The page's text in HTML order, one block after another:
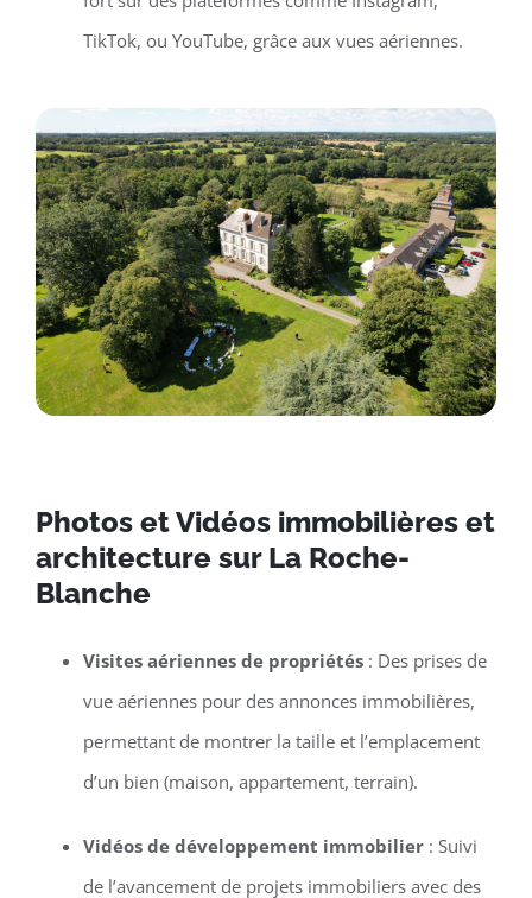
TikTok, ou YouTube, grâce aux vues aériennes.
Photos et Vidéos immobilières et
architecture sur La Roche-
Blanche
Visites aériennes de propriétés: Des prises de
vue aériennes pour des annonces immobilières,
permettant de montrer la taille et l’emplacement
d’un bien (maison, appartement, terrain).
Vidéos de développement immobilier: Suivi
de l’avancement de projets immobiliers avec des